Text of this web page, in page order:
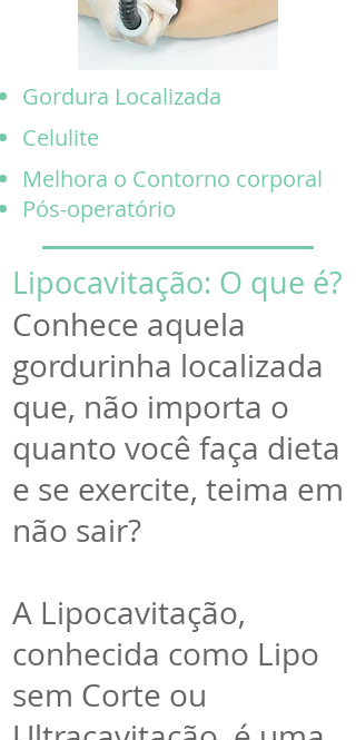
Gordura Localizada
Celulite
Melhora o Contorno corporal
Pós-operatório
Lipocavitação: O que é?
Conhece aquela
gordurinha localizada
que, não importa o
quanto você faça dieta
e se exercite, teima em
não sair?
A Lipocavitação,
conhecida como Lipo
sem Corte ou